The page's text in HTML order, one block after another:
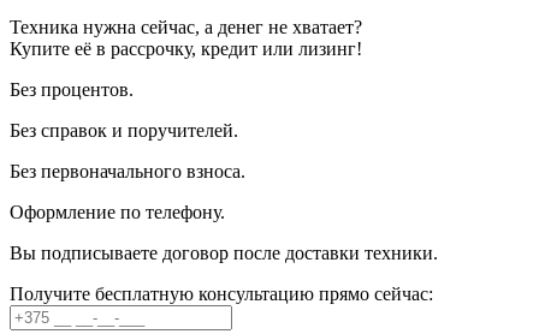
Техника нужна сейчас, а денег не хватает?
Купите её в рассрочку, кредит или лизинг!
Без процентов.
Без справок и поручителей.
Без первоначального взноса.
Оформление по телефону.
Вы подписываете договор после доставки техники.
Получите бесплатную консультацию прямо сейчас: